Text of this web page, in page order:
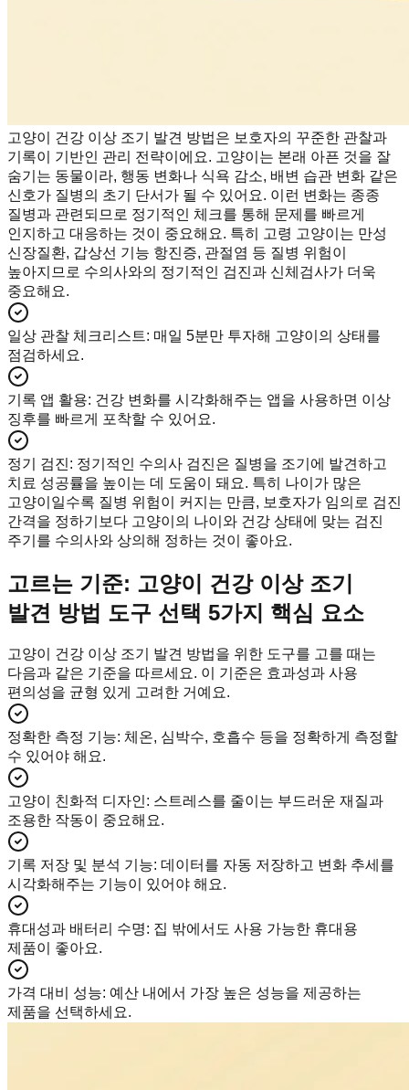
고양이 건강 이상 조기 발견 방법은 보호자의 꾸준한 관찰과
기록이 기반인 관리 전략이에요. 고양이는 본래 아픈 것을 잘
숨기는 동물이라, 행동 변화나 식욕 감소, 배변 습관 변화 같은
신호가 질병의 초기 단서가 될 수 있어요. 이런 변화는 종종
질병과 관련되므로 정기적인 체크를 통해 문제를 빠르게
인지하고 대응하는 것이 중요해요. 특히 고령 고양이는 만성
신장질환, 갑상선 기능 항진증, 관절염 등 질병 위험이
높아지므로 수의사와의 정기적인 검진과 신체검사가 더욱
중요해요.
일상 관찰 체크리스트: 매일 5분만 투자해 고양이의 상태를
점검하세요.
기록 앱 활용: 건강 변화를 시각화해주는 앱을 사용하면 이상
징후를 빠르게 포착할 수 있어요.
정기 검진: 정기적인 수의사 검진은 질병을 조기에 발견하고
치료 성공률을 높이는 데 도움이 돼요. 특히 나이가 많은
고양이일수록 질병 위험이 커지는 만큼, 보호자가 임의로 검진
간격을 정하기보다 고양이의 나이와 건강 상태에 맞는 검진
주기를 수의사와 상의해 정하는 것이 좋아요.
고르는 기준: 고양이 건강 이상 조기
발견 방법 도구 선택 5가지 핵심 요소
고양이 건강 이상 조기 발견 방법을 위한 도구를 고를 때는
다음과 같은 기준을 따르세요. 이 기준은 효과성과 사용
편의성을 균형 있게 고려한 거예요.
정확한 측정 기능: 체온, 심박수, 호흡수 등을 정확하게 측정할
수 있어야 해요.
고양이 친화적 디자인: 스트레스를 줄이는 부드러운 재질과
조용한 작동이 중요해요.
기록 저장 및 분석 기능: 데이터를 자동 저장하고 변화 추세를
시각화해주는 기능이 있어야 해요.
휴대성과 배터리 수명: 집 밖에서도 사용 가능한 휴대용
제품이 좋아요.
가격 대비 성능: 예산 내에서 가장 높은 성능을 제공하는
제품을 선택하세요.